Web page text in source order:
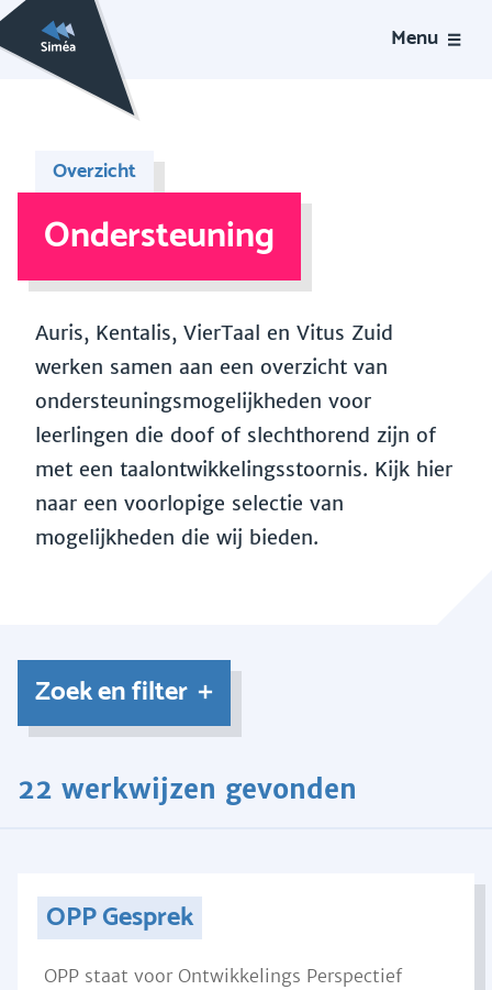
Menu
Overzicht
Ondersteuning
Auris, Kentalis, VierTaal en Vitus Zuid
werken samen aan een overzicht van
ondersteuningsmogelijkheden voor
leerlingen die doof of slechthorend zijn of
met een taalontwikkelingsstoornis. Kijk hier
naar een voorlopige selectie van
mogelijkheden die wij bieden.
Zoek en filter
22 werkwijzen gevonden
OPP Gesprek
OPP staat voor Ontwikkelings Perspectief